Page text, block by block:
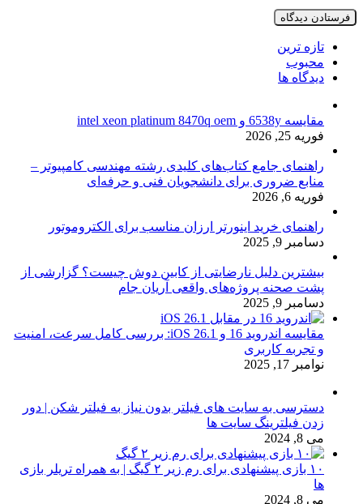
تازه ترین
محبوب
دیدگاه ها
مقایسه 6538y و intel xeon platinum 8470q oem
فوریه 25, 2026
راهنمای جامع کتاب‌های کلیدی رشته مهندسی کامپیوتر –
منابع ضروری برای دانشجویان فنی و حرفه‌ای
فوریه 6, 2026
راهنمای خرید اینورتر ارزان مناسب برای الکتروموتور
دسامبر 9, 2025
بیشترین دلیل نارضایتی از کابین دوش چیست؟ گزارشی از
پشت صحنه پروژه‌های واقعی آریان جام
دسامبر 9, 2025
مقایسه اندروید 16 و iOS 26.1: بررسی کامل سرعت، امنیت
و تجربه کاربری
نوامبر 17, 2025
دسترسی به سایت های فیلتر بدون نیاز به فیلتر شکن | دور
زدن فیلترینگ سایت ها
می 8, 2024
۱۰ بازی پیشنهادی برای رم زیر ۲ گیگ | به همراه تریلر بازی
ها
می 8, 2024